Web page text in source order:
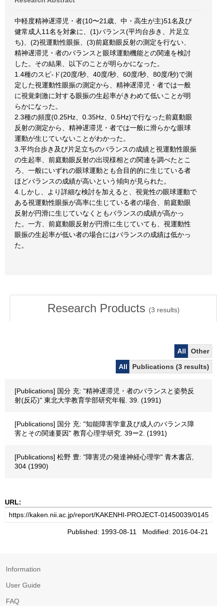
中軽度精神遅滞児・者(10〜21歳、中・高生が主)51名及び
健常成人11名を対象に、(1)バランス(平均台歩き、片足立
ち)、(2)視運動性眼振、(3)前庭動眼反射の測定を行ない、
精神遅滞児・者のバランスと眼球運動機能との関連を検討
した。その結果、以下のことが明らかになった。
1.4種のスピ-ド(20度/秒、40度/秒、60度/秒、80度/秒)で測
定した視運動性眼振の測定から、精神遅滞児・者では一般
に視覚刺激に対する眼振の生起率がきわめて低いことが明
らかになった。
2.3種の頻度(0.25Hz、0.35Hz、0.5Hz)で行なった前庭動眼
反射の測定から、精神遅滞児・者では一般に滑らかな眼球
運動が生じていないことがわかった。
3.平均台歩き及び片足立ちのバランスの成績と視運動性眼振
の生起率、前庭動眼反射の出現様相との関連を調べたとこ
ろ、一般にいずれの眼球運動とも合目的的に生じている者
ほどバランスの成績が高いという傾向が見られた。
4.しかし、より詳細な検討を加えると、視覚性の眼球運動で
ある視運動性眼振が高率に生じている者の場合、前庭動眼
反射が円滑に生じていなくともバランスの成績が高かっ
た。一方、前庭動眼反射が円滑に生じていても、視運動性
眼振の生起率が低い者の場合にはバランスの成績は低かっ
た。
Research Products (3 results)
All
Other
All
Publications (3 results)
[Publications] 国分 充: "精神遅滞児・者のバランスと姿勢反
射(反応)" 東北大学教育学部研究年報. 39. (1991)
[Publications] 国分 充: "知能障害学童及び成人のバランス障
害とその関連要因" 教育心理学研究. 39ー2. (1991)
[Publications] 松野 豊: "障害児の発達神経心理学" 青木書店,
304 (1990)
URL:
Published: 1993-08-11 Modified: 2016-04-21
Information
User Guide
FAQ